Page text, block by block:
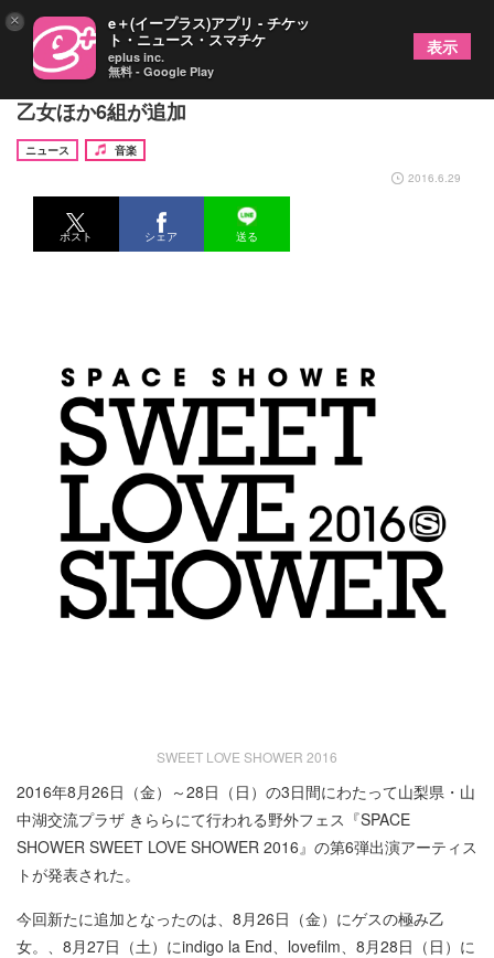
『SWEET LOVE SHOWER 2016』矢沢永吉、ゲス
乙女ほか6組が追加
ニュース
音楽
2016.6.29
ポスト シェア 送る
SWEET LOVE SHOWER 2016
2016年8月26日（金）～28日（日）の3日間にわたって山梨県・山
中湖交流プラザ きららにて行われる野外フェス『SPACE
SHOWER SWEET LOVE SHOWER 2016』の第6弾出演アーティス
トが発表された。
今回新たに追加となったのは、8月26日（金）にゲスの極み乙
女。、8月27日（土）にindigo la End、lovefilm、8月28日（日）に
× e＋(イープラス)アプリ - チケッ
ト・ニュース・スマチケ
eplus inc.
無料 - Google Play
表示